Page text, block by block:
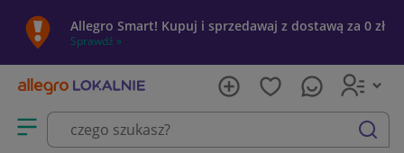
Allegro Smart! Kupuj i sprzedawaj z dostawą za 0 zł
Sprawdź »
Otwórz menu z kategoriami
szukaj